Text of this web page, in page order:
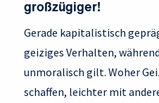
großzügiger!
Gerade kapitalistisch
geiziges Verhalten,
unmoralisch gilt. Woher
schaffen, leichter mit